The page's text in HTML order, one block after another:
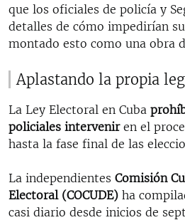
que los oficiales de policía y
detalles de cómo impedirían
montado esto como una obra
Aplastando la propia
La Ley Electoral en Cuba
policiales intervenir en el
hasta la fase final de las
La independientes Comisión
Electoral (COCUDE) ha
casi diario desde inicios de